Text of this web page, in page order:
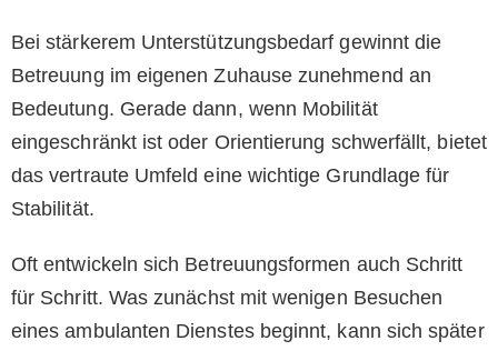
Bei stärkerem Unterstützungsbedarf gewinnt die
Betreuung im eigenen Zuhause zunehmend an
Bedeutung. Gerade dann, wenn Mobilität
eingeschränkt ist oder Orientierung schwerfällt, bietet
das vertraute Umfeld eine wichtige Grundlage für
Stabilität.
Oft entwickeln sich Betreuungsformen auch Schritt
für Schritt. Was zunächst mit wenigen Besuchen
eines ambulanten Dienstes beginnt, kann sich später